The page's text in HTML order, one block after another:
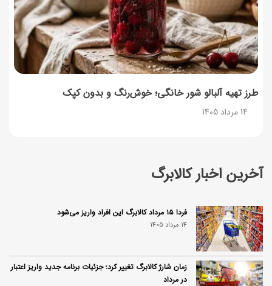
آخرین اخبار کالابرگ
فردا ۱۵ مرداد کالابرگ این افراد واریز می‌شود
14 مرداد 1405
زمان شارژ کالابرگ تغییر کرد؛ جزئیات برنامه جدید واریز اعتبار
در مرداد
طرز تهیه آلبالو شور خانگی؛ خوش‌رنگ و بدون کپک
14 مرداد 1405